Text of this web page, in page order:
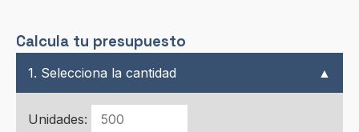
Calcula tu presupuesto
1. Selecciona la cantidad ▲
Unidades: